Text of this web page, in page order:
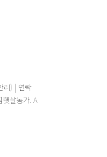
리) | 연락
햇살농가. A